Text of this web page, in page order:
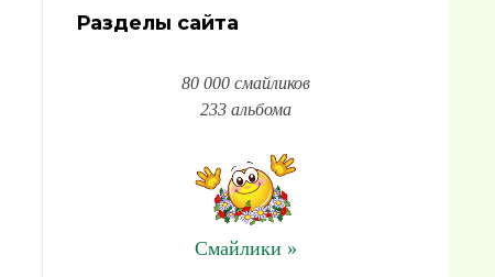
Разделы сайта
80 000 смайликов
233 альбома
Смайлики »